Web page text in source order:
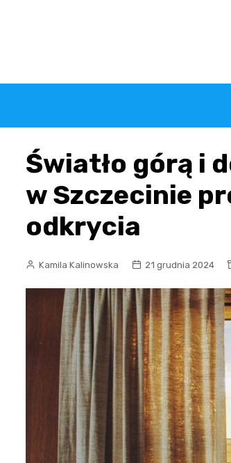
Światło górą i
w Szczecinie
odkrycia
Kamila Kalinowska 21 grudnia 2024